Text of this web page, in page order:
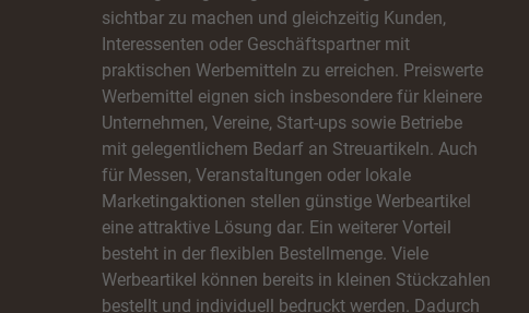
sichtbar zu machen und gleichzeitig Kunden,
Interessenten oder Geschäftspartner mit
praktischen Werbemitteln zu erreichen. Preiswerte
Werbemittel eignen sich insbesondere für kleinere
Unternehmen, Vereine, Start-ups sowie Betriebe
mit gelegentlichem Bedarf an Streuartikeln. Auch
für Messen, Veranstaltungen oder lokale
Marketingaktionen stellen günstige Werbeartikel
eine attraktive Lösung dar. Ein weiterer Vorteil
besteht in der flexiblen Bestellmenge. Viele
Werbeartikel können bereits in kleinen Stückzahlen
bestellt und individuell bedruckt werden. Dadurch
Statistik
verstehen,
Werbung